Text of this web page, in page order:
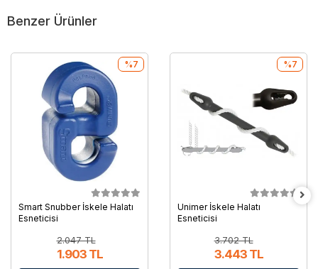
Benzer Ürünler
Smart Snubber İskele Halatı
Esneticisi
2.047 TL
1.903 TL
%7
Unimer İskele Halatı
Esneticisi
3.702 TL
3.443 TL
%7